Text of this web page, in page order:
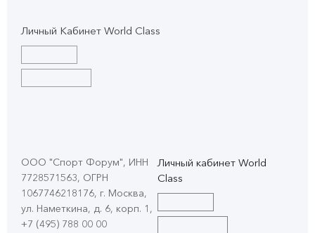
Личный Кабинет World Class
ООО "Спорт Форум", ИНН
7728571563, ОГРН
1067746218176, г. Москва,
ул. Наметкина, д. 6, корп. 1 ,
+7 (495) 788 00 00
Личный кабинет World
Class